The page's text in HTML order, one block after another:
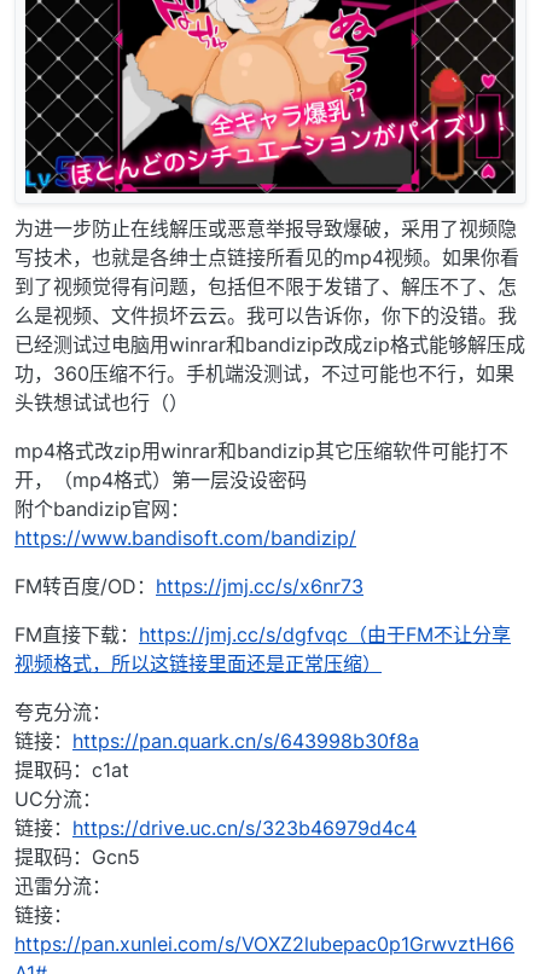
为进一步防止在线解压或恶意举报导致爆破，采用了视频隐
写技术，也就是各绅士点链接所看见的mp4视频。如果你看
到了视频觉得有问题，包括但不限于发错了、解压不了、怎
么是视频、文件损坏云云。我可以告诉你，你下的没错。我
已经测试过电脑用winrar和bandizip改成zip格式能够解压成
功，360压缩不行。手机端没测试，不过可能也不行，如果
头铁想试试也行（）
mp4格式改zip用winrar和bandizip其它压缩软件可能打不
开，（mp4格式）第一层没设密码
附个bandizip官网：
https://www.bandisoft.com/bandizip/
FM转百度/OD： https://jmj.cc/s/x6nr73
FM直接下载： https://jmj.cc/s/dgfvqc（由于FM不让分享
视频格式，所以这链接里面还是正常压缩）
夸克分流：
链接： https://pan.quark.cn/s/643998b30f8a
提取码：c1at
UC分流：
链接： https://drive.uc.cn/s/323b46979d4c4
提取码：Gcn5
迅雷分流：
链接：
https://pan.xunlei.com/s/VOXZ2lubepac0p1GrwvztH66